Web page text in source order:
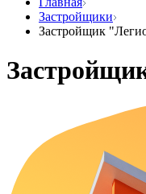
Застройщики
Застройщик